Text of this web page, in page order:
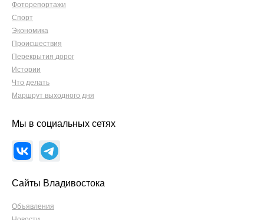
Фоторепортажи
Спорт
Экономика
Происшествия
Перекрытия дорог
Истории
Что делать
Маршрут выходного дня
Мы в социальных сетях
Сайты Владивостока
Объявления